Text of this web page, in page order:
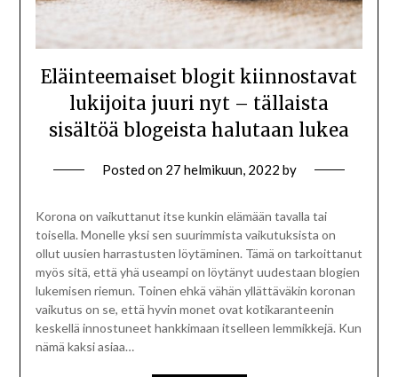
Eläinteemaiset blogit kiinnostavat
lukijoita juuri nyt – tällaista
sisältöä blogeista halutaan lukea
Posted on 27 helmikuun, 2022 by
Korona on vaikuttanut itse kunkin elämään tavalla tai
toisella. Monelle yksi sen suurimmista vaikutuksista on
ollut uusien harrastusten löytäminen. Tämä on tarkoittanut
myös sitä, että yhä useampi on löytänyt uudestaan blogien
lukemisen riemun. Toinen ehkä vähän yllättäväkin koronan
vaikutus on se, että hyvin monet ovat kotikaranteenin
keskellä innostuneet hankkimaan itselleen lemmikkejä. Kun
nämä kaksi asiaa…